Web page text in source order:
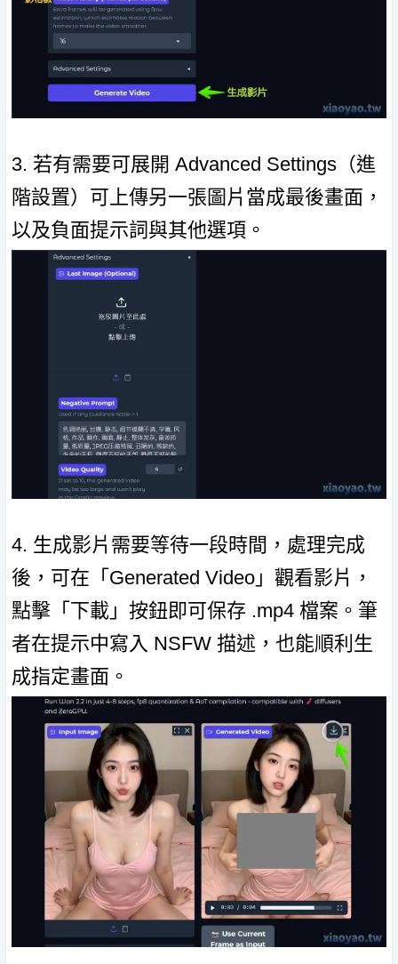
3. 若有需要可展開 Advanced Settings（進
階設置）可上傳另一張圖片當成最後畫面，
以及負面提示詞與其他選項。
4. 生成影片需要等待一段時間，處理完成
後，可在「Generated Video」觀看影片，
點擊「下載」按鈕即可保存 .mp4 檔案。筆
者在提示中寫入 NSFW 描述，也能順利生
成指定畫面。